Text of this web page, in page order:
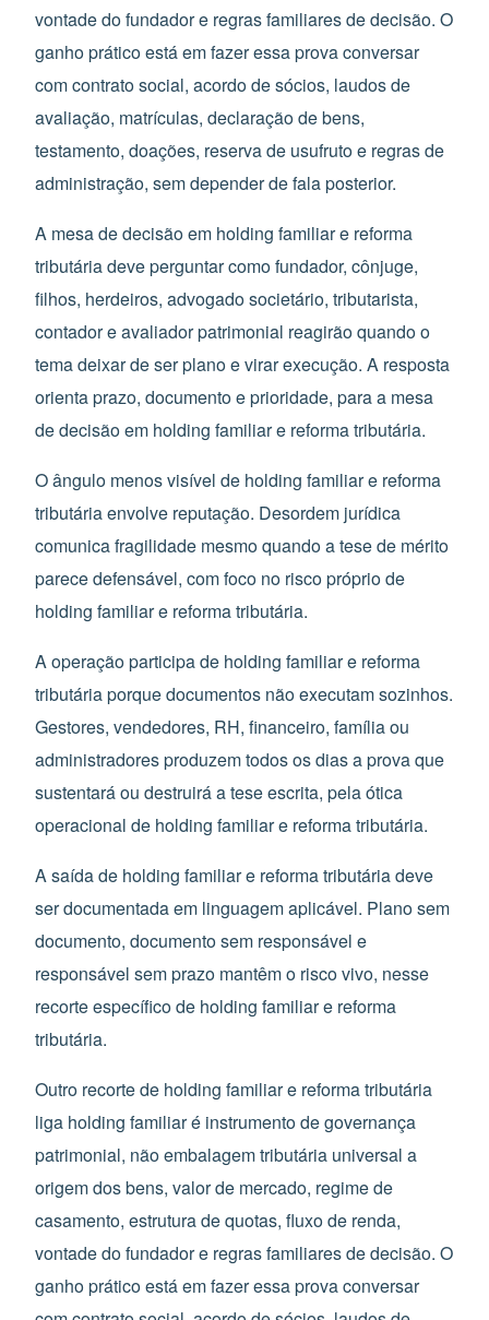
vontade do fundador e regras familiares de decisão. O
ganho prático está em fazer essa prova conversar
com contrato social, acordo de sócios, laudos de
avaliação, matrículas, declaração de bens,
testamento, doações, reserva de usufruto e regras de
administração, sem depender de fala posterior.
A mesa de decisão em holding familiar e reforma
tributária deve perguntar como fundador, cônjuge,
filhos, herdeiros, advogado societário, tributarista,
contador e avaliador patrimonial reagirão quando o
tema deixar de ser plano e virar execução. A resposta
orienta prazo, documento e prioridade, para a mesa
de decisão em holding familiar e reforma tributária.
O ângulo menos visível de holding familiar e reforma
tributária envolve reputação. Desordem jurídica
comunica fragilidade mesmo quando a tese de mérito
parece defensável, com foco no risco próprio de
holding familiar e reforma tributária.
A operação participa de holding familiar e reforma
tributária porque documentos não executam sozinhos.
Gestores, vendedores, RH, financeiro, família ou
administradores produzem todos os dias a prova que
sustentará ou destruirá a tese escrita, pela ótica
operacional de holding familiar e reforma tributária.
A saída de holding familiar e reforma tributária deve
ser documentada em linguagem aplicável. Plano sem
documento, documento sem responsável e
responsável sem prazo mantêm o risco vivo, nesse
recorte específico de holding familiar e reforma
tributária.
Outro recorte de holding familiar e reforma tributária
liga holding familiar é instrumento de governança
patrimonial, não embalagem tributária universal a
origem dos bens, valor de mercado, regime de
casamento, estrutura de quotas, fluxo de renda,
vontade do fundador e regras familiares de decisão. O
ganho prático está em fazer essa prova conversar